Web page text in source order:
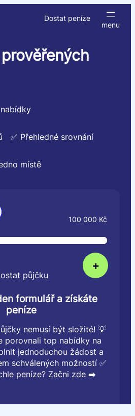
Dostat peníze
✅ Přehledné srovnání
místě
+
100 000 Kč
půjčku
formulář a získáte
peníze
nemusí být složité! 💡
porovnali top nabídky na
jednoduchou žádost a
schválených možností ✅
peníze? Začni zde ➡️